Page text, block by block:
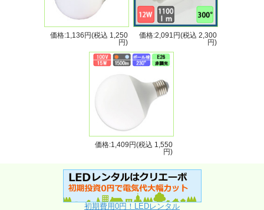
価格:1,136円(税込 1,250
円)
価格:2,091円(税込 2,300
円)
価格:1,409円(税込 1,550
円)
初期費用0円！LEDレンタル